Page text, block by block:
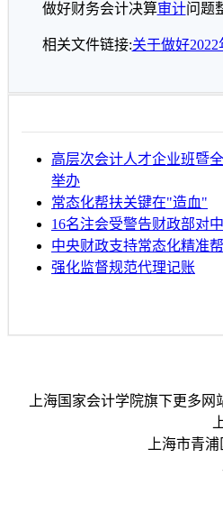
做好财务会计决算审计问题
相关文件链接:关于做好
高层次会计人才企业班暨
举办
常态化帮扶关键在"造血"
16名注会受警告财政部对
中央财政支持常态化精准
强化监督规范代理记账
上海国家会计学院旗下更多网
上海市青